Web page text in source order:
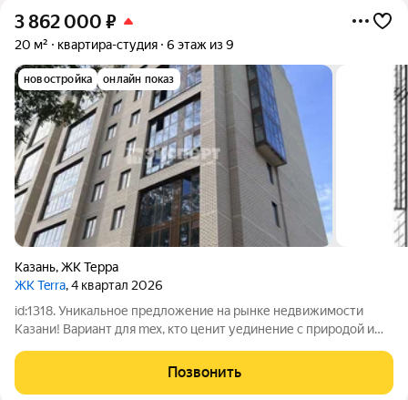
3 862 000 ₽
20 м² квартира-студия 6 этаж из 9
новостройка онлайн показ
Казань,ЖК Терра
ЖК Terra, 4 квартал 2026
id:1318. Уникальное предложение на рынке недвижимости
Казани! Вариант для mex, кто ценит уединение с природой и
светлая в загородном комплексе. Оставаясь в городе, ближе к
природе. Дома переменной
Позвонить